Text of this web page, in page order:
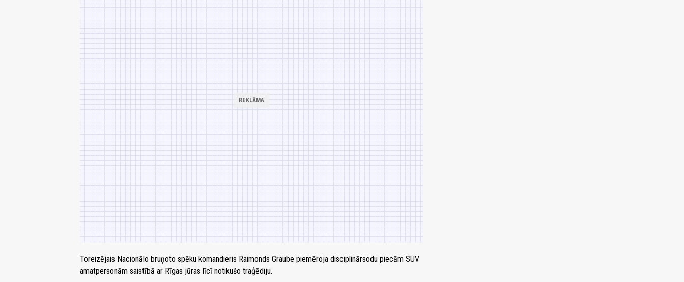
Toreizējais Nacionālo bruņoto spēku komandieris Raimonds Graube piemēroja disciplinārsodu piecām SUV
amatpersonām saistībā ar Rīgas jūras līcī notikušo traģēdiju.